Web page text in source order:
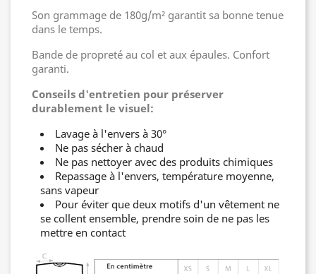
Son grammage de 180g/m² garantit sa bonne tenue
dans le temps.
Bande de propreté au col et aux épaules. Confort
garanti.
Conseils d'entretien pour préserver
durablement le visuel:
Lavage à l'envers à 30°
Ne pas sécher à chaud
Ne pas nettoyer avec des produits chimiques
Repassage à l'envers, température moyenne,
sans vapeur
Pour éviter que deux motifs d'un vêtement ne
se collent ensemble, prendre soin de ne pas les
mettre en contact